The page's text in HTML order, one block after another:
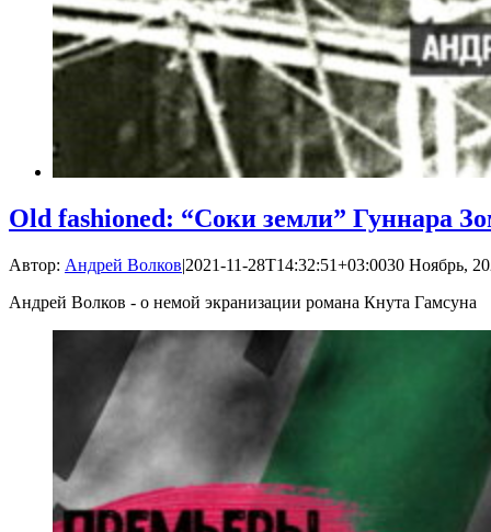
Old fashioned: “Соки земли” Гуннара
Автор: Андрей Волков|2021-11-28T14:32:51+03:0030 Ноябрь,
Андрей Волков - о немой экранизации романа Кнута Гамсуна